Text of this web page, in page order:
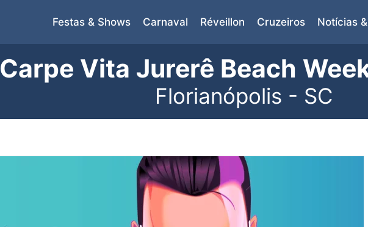
Festas & Shows Carnaval Réveillon Cruzeiros Notícias
Carpe Vita Jurerê Beach
Florianópolis - SC